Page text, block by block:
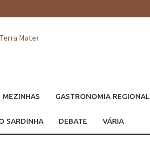
MEZINHAS GASTRONOMIA REGIONAL
SARDINHA DEBATE VÁRIA